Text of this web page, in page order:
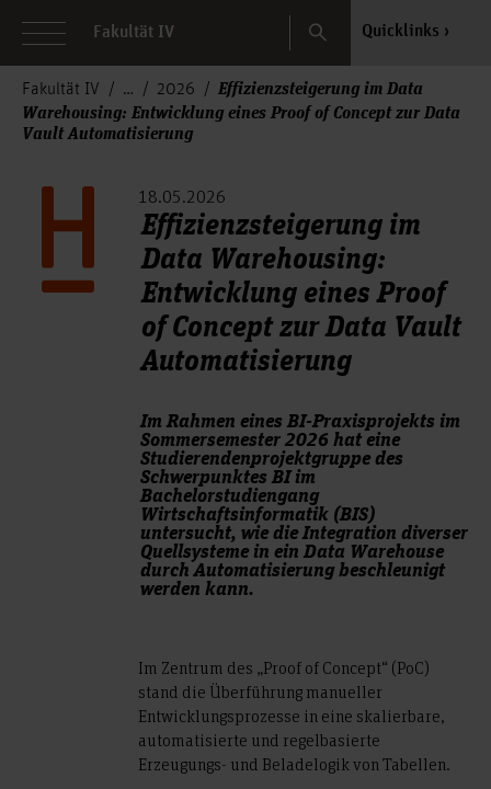
Fakultät IV Search Quicklinks
Fakultät IV 2026
Effizienzsteigerung im Data
Warehousing: Entwicklung eines Proof of Concept zur Data
Vault Automatisierung
18.05.2026
Effizienzsteigerung im
Data Warehousing:
Entwicklung eines Proof
of Concept zur Data Vault
Automatisierung
Im Rahmen eines BI-Praxisprojekts im
Sommersemester 2026 hat eine
Studierendenprojektgruppe des
Schwerpunktes BI im
Bachelorstudiengang
Wirtschaftsinformatik (BIS)
untersucht, wie die Integration diverser
Quellsysteme in ein Data Warehouse
durch Automatisierung beschleunigt
werden kann.
Im Zentrum des „Proof of Concept“ (PoC)
stand die Überführung manueller
Entwicklungsprozesse in eine skalierbare,
automatisierte und regelbasierte
Erzeugungs- und Beladelogik von Tabellen.